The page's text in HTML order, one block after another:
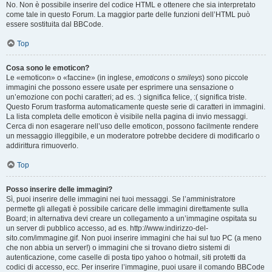
No. Non è possibile inserire del codice HTML e ottenere che sia interpretato
come tale in questo Forum. La maggior parte delle funzioni dell’HTML può
essere sostituita dal BBCode.
Top
Cosa sono le emoticon?
Le «emoticon» o «faccine» (in inglese, emoticons o smileys) sono piccole
immagini che possono essere usate per esprimere una sensazione o
un’emozione con pochi caratteri; ad es. :) significa felice, :( significa triste.
Questo Forum trasforma automaticamente queste serie di caratteri in immagini.
La lista completa delle emoticon è visibile nella pagina di invio messaggi.
Cerca di non esagerare nell’uso delle emoticon, possono facilmente rendere
un messaggio illeggibile, e un moderatore potrebbe decidere di modificarlo o
addirittura rimuoverlo.
Top
Posso inserire delle immagini?
Sì, puoi inserire delle immagini nei tuoi messaggi. Se l’amministratore
permette gli allegati è possibile caricare delle immagini direttamente sulla
Board; in alternativa devi creare un collegamento a un’immagine ospitata su
un server di pubblico accesso, ad es. http://www.indirizzo-del-
sito.com/immagine.gif. Non puoi inserire immagini che hai sul tuo PC (a meno
che non abbia un server!) o immagini che si trovano dietro sistemi di
autenticazione, come caselle di posta tipo yahoo o hotmail, siti protetti da
codici di accesso, ecc. Per inserire l’immagine, puoi usare il comando BBCode